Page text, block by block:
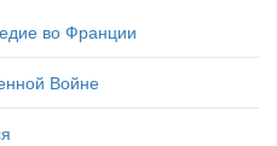
во Франции
Войне